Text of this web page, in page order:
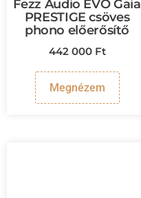
Fezz Audio EVO Gaia
PRESTIGE csöves
phono előerősítő
442 000 Ft
Megnézem